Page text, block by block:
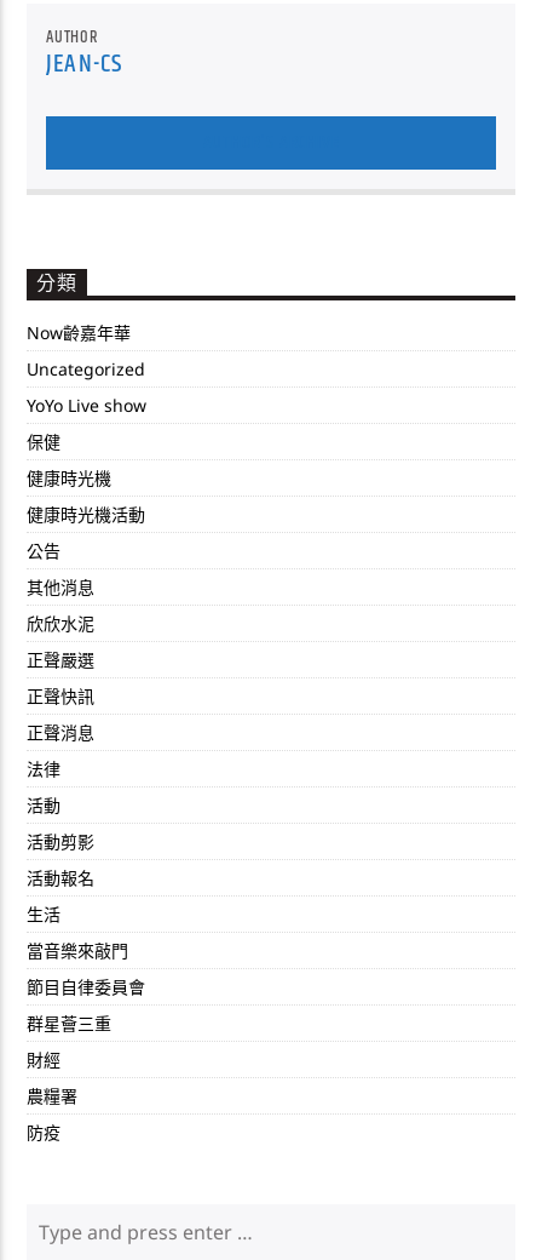
AUTHOR
JEAN-CS
分類
Now齡嘉年華
Uncategorized
YoYo Live show
保健
健康時光機
健康時光機活動
公告
其他消息
欣欣水泥
正聲嚴選
正聲快訊
正聲消息
法律
活動
活動剪影
活動報名
生活
當音樂來敲門
節目自律委員會
群星薈三重
財經
農糧署
防疫